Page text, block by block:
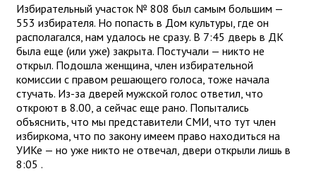
Избирательный участок № 808 был самым большим —
553 избирателя. Но попасть в Дом культуры, где он
располагался, нам удалось не сразу. В 7:45 дверь в ДК
была еще (или уже) закрыта. Постучали — никто не
открыл. Подошла женщина, член избирательной
комиссии с правом решающего голоса, тоже начала
стучать. Из-за дверей мужской голос ответил, что
откроют в 8.00, а сейчас еще рано. Попытались
объяснить, что мы представители СМИ, что тут член
избиркома, что по закону имеем право находиться на
УИКе — но уже никто не отвечал, двери открыли лишь в
8:05 .